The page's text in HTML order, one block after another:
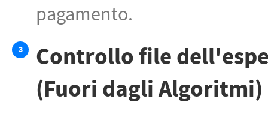
pagamento.
3
Controllo file
(Fuori dagli Algoritmi)